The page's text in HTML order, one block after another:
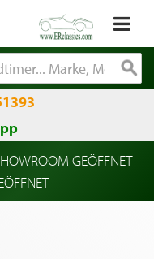
GEÖFFNET -